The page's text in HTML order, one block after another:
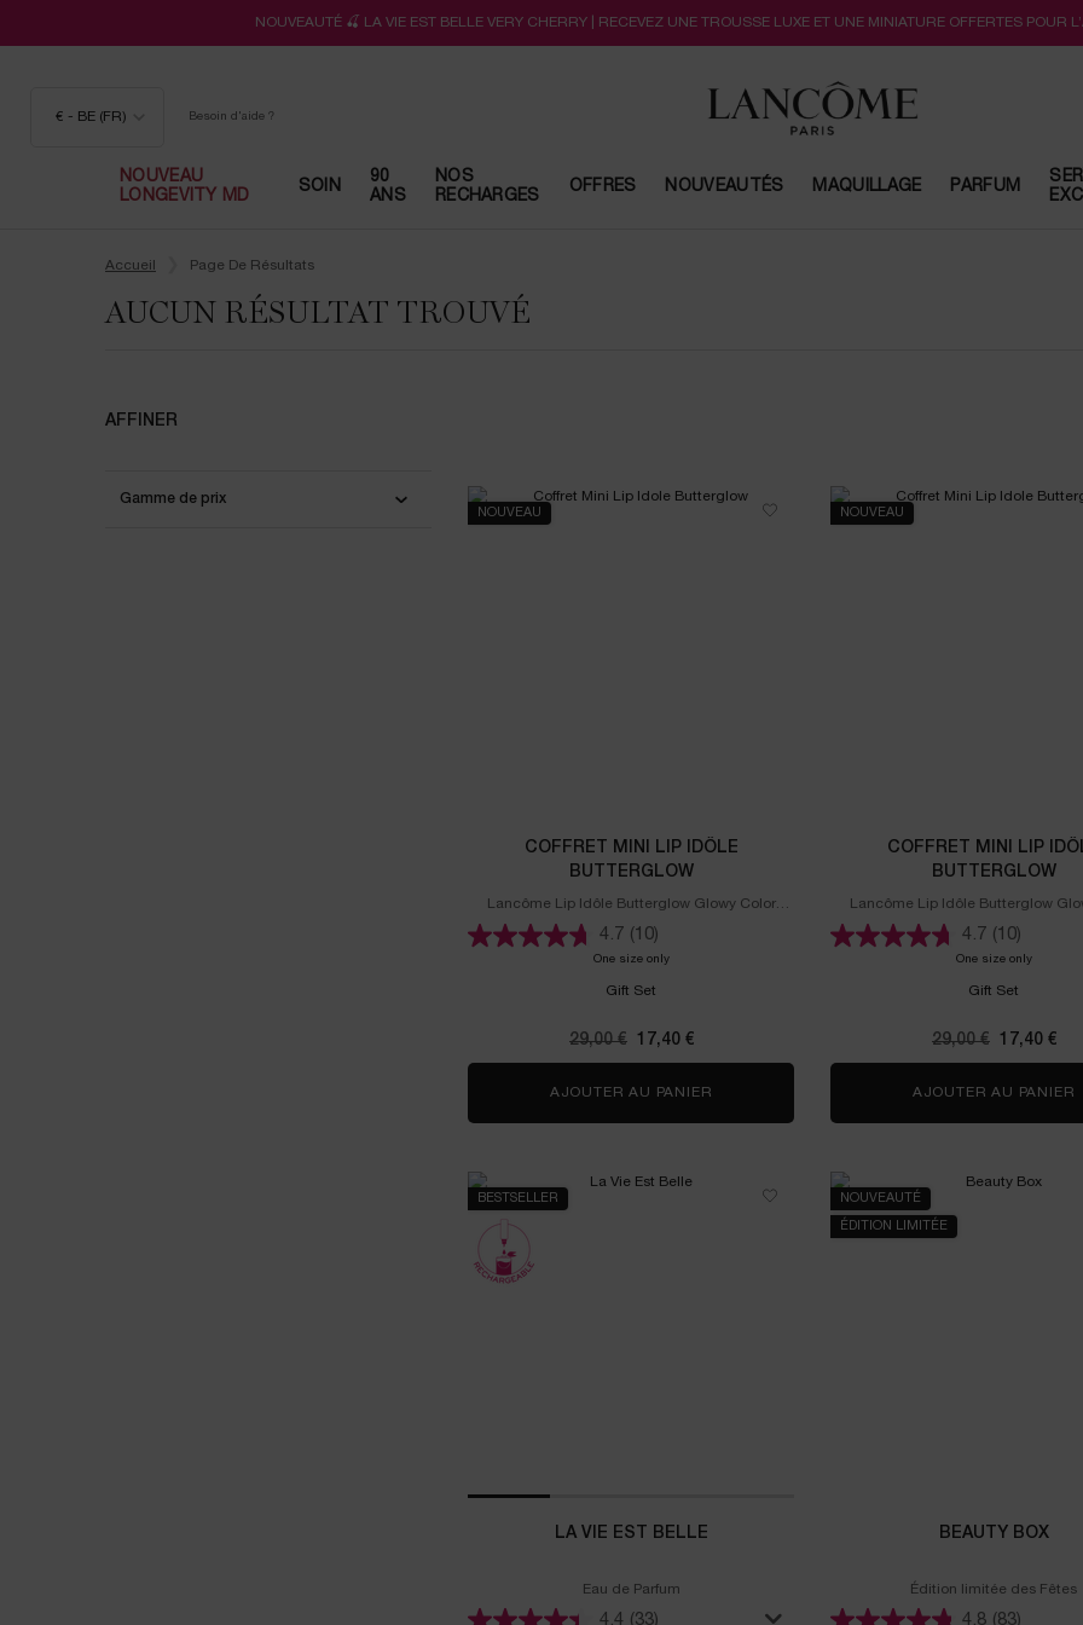
NOUVEAUTÉ 🍒 LA VIE EST BELLE VERY CHERRY | RECEVEZ UNE TROUSSE LUXE ET UNE MINIATURE OFFERTES POUR
€ - BE (FR) Besoin d'aide ?
NOUVEAU
LONGEVITY MD
SOIN
90
ANS
NOS
RECHARGES
OFFRES NOUVEAUTÉS MAQUILLAGE PARFUM
Accueil
Page De Résultats
AUCUN RÉSULTAT TROUVÉ
AFFINER
Gamme de prix
NOUVEAU
COFFRET MINI LIP IDÔLE
BUTTERGLOW
Lancôme Lip Idôle Butterglow Glowy Color
4.7 (10)
One size onlyfor Coffret Mini Lip Idôle Butterglow
Gift Set
Ancien prix
29,00 € Nouveau prix
17,40 €
AJOUTER AU PANIER COFFRET MINI LIP IDÔLE BUTTERGLOW
NOUVEAU
COFFRET MINI LIP
BUTTERGLOW
Lancôme Lip Idôle Butterglow
4.7 (10)
One size onlyfor
Gift Set
Ancien prix
29,00 € Nouveau
17,40 €
AJOUTER AU PANIER
La variation de produit est en rupture de stock,
Couleur 097N pour TEINT IDOLE ULTRA
Couleur 105W pour TEINT IDOLE
Couleur 110C pour TEINT
Couleur 115C pour
Couleur 120N pour
Couleur
BESTSELLER
LA VIE EST BELLE
Eau de Parfum
4.4 (33)
NOUVEAUTÉ
ÉDITION LIMITÉE
BEAUTY BOX
Édition limitée des Fêtes
4.8 (83)